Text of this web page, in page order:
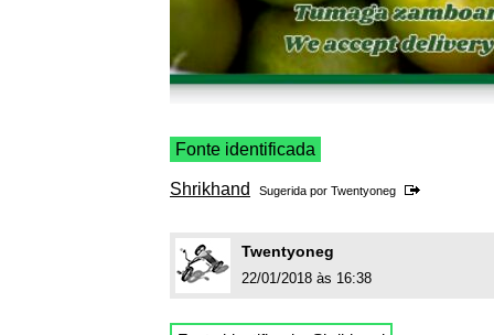
Fonte identificada
Shrikhand Sugerida por Twentyoneg
Twentyoneg
22/01/2018 às 16:38